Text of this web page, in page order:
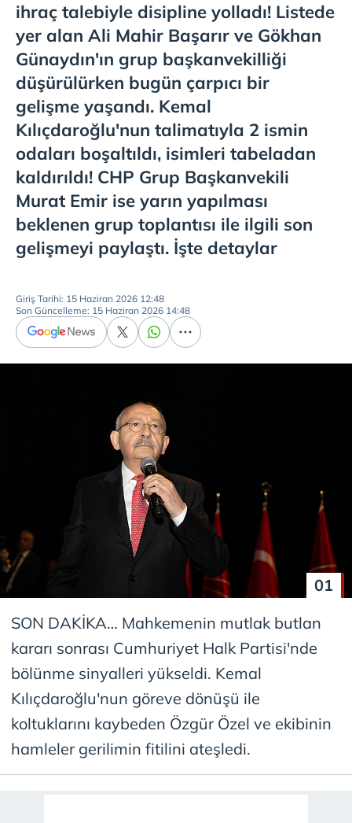
ihraç talebiyle disipline yolladı! Listede
yer alan Ali Mahir Başarır ve Gökhan
Günaydın'ın grup başkanvekilliği
düşürülürken bugün çarpıcı bir
gelişme yaşandı. Kemal
Kılıçdaroğlu'nun talimatıyla 2 ismin
odaları boşaltıldı, isimleri tabeladan
kaldırıldı! CHP Grup Başkanvekili
Murat Emir ise yarın yapılması
beklenen grup toplantısı ile ilgili son
gelişmeyi paylaştı. İşte detaylar
Giriş Tarihi: 15 Haziran 2026 12:48
Son Güncelleme: 15 Haziran 2026 14:48
01
SON DAKİKA… Mahkemenin mutlak butlan
kararı sonrası Cumhuriyet Halk Partisi'nde
bölünme sinyalleri yükseldi. Kemal
Kılıçdaroğlu'nun göreve dönüşü ile
koltuklarını kaybeden Özgür Özel ve ekibinin
hamleler gerilimin fitilini ateşledi.